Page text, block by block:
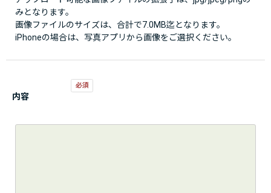
みとなります。
画像ファイルのサイズは、合計で7.0MB迄となります。
iPhoneの場合は、写真アプリから画像をご選択ください。
内容